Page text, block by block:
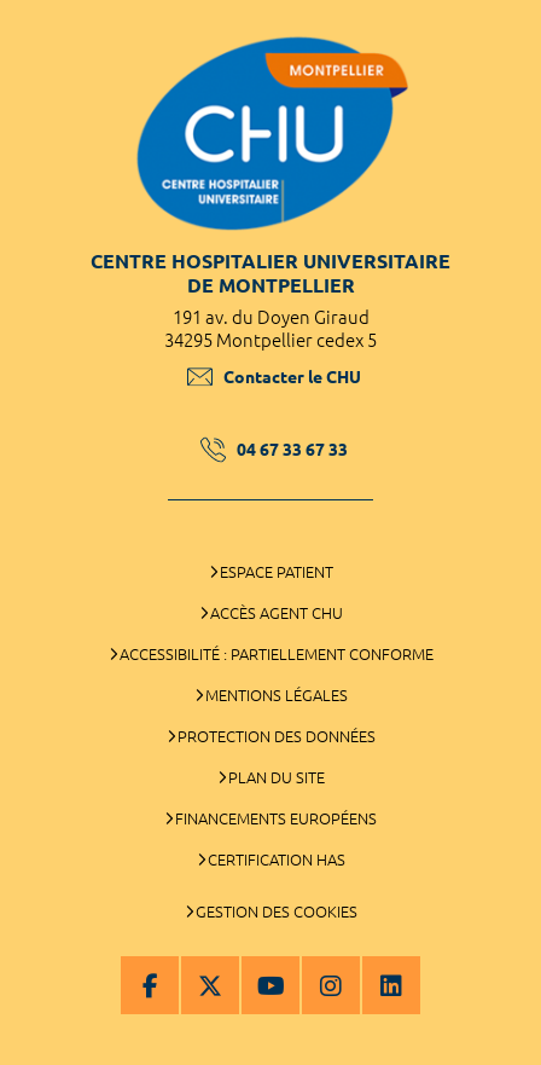
CENTRE HOSPITALIER UNIVERSITAIRE
DE MONTPELLIER
191 av. du Doyen Giraud
34295 Montpellier cedex 5
Contacter le CHU
04 67 33 67 33
ESPACE PATIENT
ACCÈS AGENT CHU
ACCESSIBILITÉ : PARTIELLEMENT CONFORME
MENTIONS LÉGALES
PROTECTION DES DONNÉES
PLAN DU SITE
FINANCEMENTS EUROPÉENS
CERTIFICATION HAS
GESTION DES COOKIES